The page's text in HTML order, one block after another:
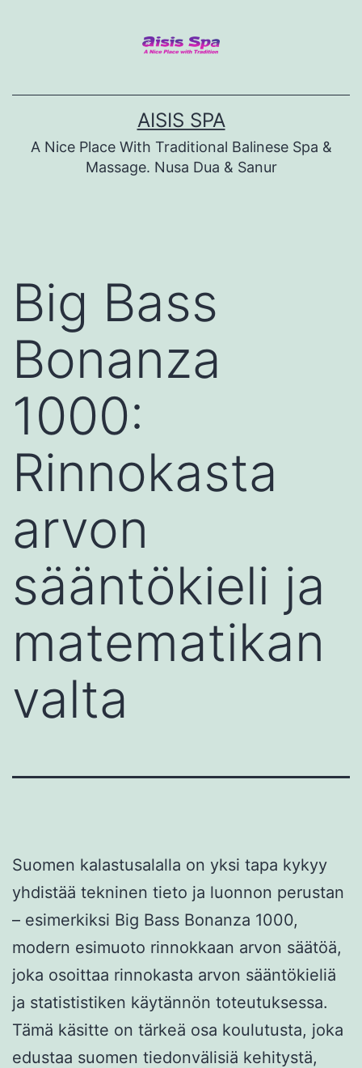
AISIS SPA
A Nice Place With Traditional Balinese Spa &
Massage. Nusa Dua & Sanur
Big Bass
Bonanza
1000:
Rinnokasta
arvon
sääntökieli ja
matematikan
valta
Suomen kalastusalalla on yksi tapa kykyy
yhdistää tekninen tieto ja luonnon perustan
– esimerkiksi Big Bass Bonanza 1000,
modern esimuoto rinnokkaan arvon säätöä,
joka osoittaa rinnokasta arvon sääntökieliä
ja statististiken käytännön toteutuksessa.
Tämä käsitte on tärkeä osa koulutusta, joka
edustaa suomen tiedonvälisiä kehitystä,